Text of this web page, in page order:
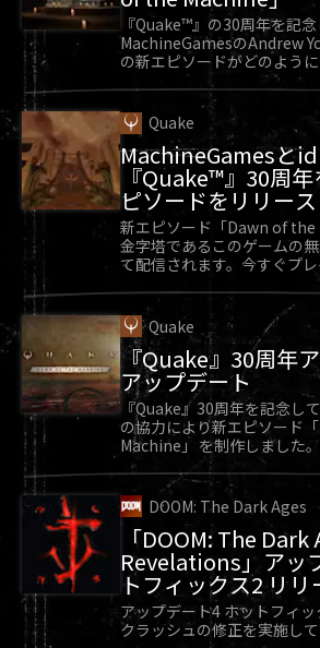
『Quake™』の30周年を記念
MachineGamesのAndrew
の新エピソードがどのよう
Quake
MachineGamesと
『Quake™』30周
ピソードをリリース
新エピソード「Dawn of the
金字塔であるこのゲームの
て配信されます。今すぐプ
Quake
『Quake』30周年
アップデート
『Quake』30周年を記念し
の協力により新エピソード
Machine」 を制作しました
『Quake』向け無料アップ
中です。
DOOM: The Dark Ages
「DOOM: The Dark
Revelations」アッ
トフィックス2 リリ
アップデート4 ホットフィ
クラッシュの修正を実施して